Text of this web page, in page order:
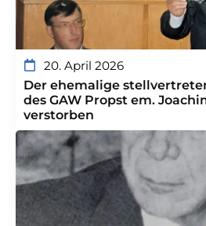
20. April 2026
Der ehemalige
des GAW Propst em.
verstorben